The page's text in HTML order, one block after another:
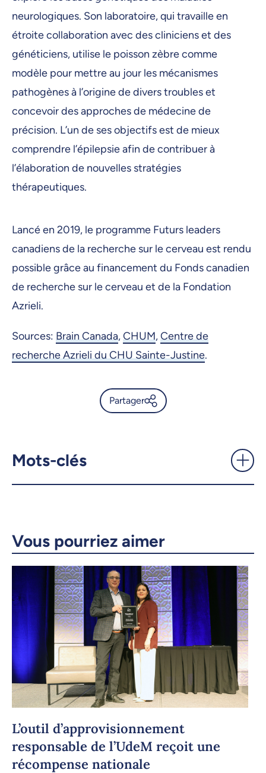
neurologiques. Son laboratoire, qui travaille en
étroite collaboration avec des cliniciens et des
généticiens, utilise le poisson zèbre comme
modèle pour mettre au jour les mécanismes
pathogènes à l’origine de divers troubles et
concevoir des approches de médecine de
précision. L’un de ses objectifs est de mieux
comprendre l’épilepsie afin de contribuer à
l’élaboration de nouvelles stratégies
thérapeutiques.
Lancé en 2019, le programme Futurs leaders
canadiens de la recherche sur le cerveau est rendu
possible grâce au financement du Fonds canadien
de recherche sur le cerveau et de la Fondation
Azrieli.
Sources: Brain Canada,CHUM,Centre de
recherche Azrieli du CHU Sainte-Justine.
Partager
canadiens de la recherche sur
LinkedIn
Copier le lien
Mots-clés
Vous pourriez aimer
L’outil d’approvisionnement
responsable de l’UdeM reçoit une
récompense nationale